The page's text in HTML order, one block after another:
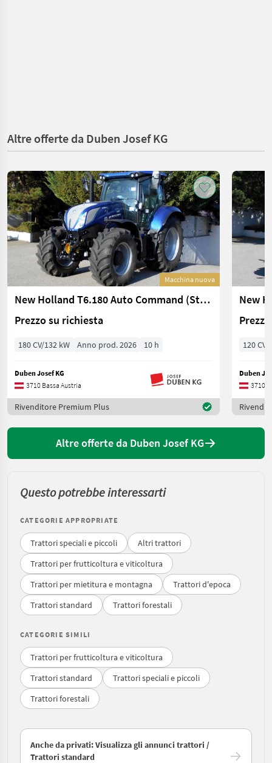
Altre offerte da Duben Josef KG
Macchina nuova
New Holland T6.180 Auto Command (Stage V)
Prezzo su richiesta
180 CV/132 kW Anno prod. 2026 10 h
Duben Josef KG
3710 Bassa Austria
Rivenditore Premium Plus
120 CV/
Duben
3710
Altre offerte da Duben Josef KG
Questo potrebbe interessarti
CATEGORIE APPROPRIATE
Trattori speciali e piccoli
Altri trattori
Trattori per frutticoltura e viticoltura
Trattori per mietitura e montagna
Trattori d'epoca
Trattori standard
Trattori forestali
CATEGORIE SIMILI
Trattori per frutticoltura e viticoltura
Trattori standard
Trattori speciali e piccoli
Trattori forestali
Anche da privati: Visualizza gli annunci trattori /
Trattori standard